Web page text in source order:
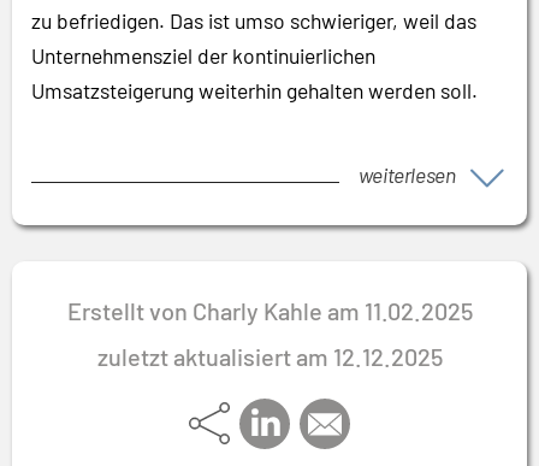
zu befriedigen. Das ist umso schwieriger, weil das
Unternehmensziel der kontinuierlichen
Umsatzsteigerung weiterhin gehalten werden soll.
weiterlesen
Erstellt von Charly Kahle am 11.02.2025
zuletzt aktualisiert am 12.12.2025